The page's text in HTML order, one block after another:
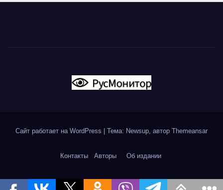
Сайт работает на WordPress Тема: Newsup, автор Themeansar
Контакты Авторы Об издании